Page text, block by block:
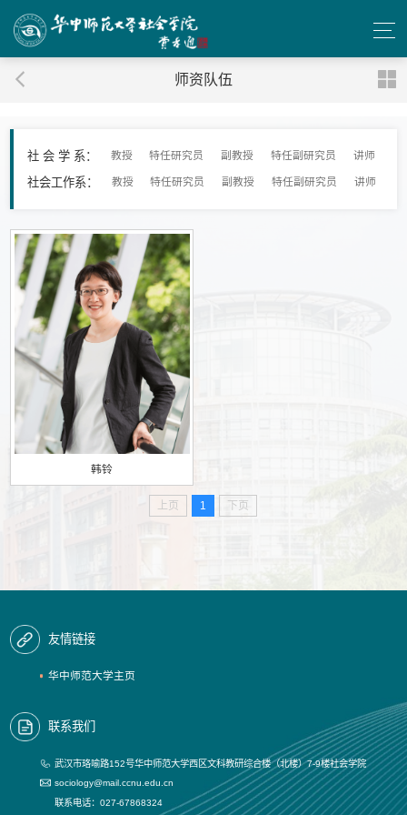
师资队伍
社 会 学 系： 教授 特任研究员 副教授 特任副研究员 讲师
社会工作系： 教授 特任研究员 副教授 特任副研究员 讲师
韩铃
上页 1 下页
友情链接
华中师范大学主页
联系我们
武汉市珞喻路152号华中师范大学西区文科教研综合楼（北楼）7-9楼社会学院
sociology@mail.ccnu.edu.cn
联系电话：027-67868324